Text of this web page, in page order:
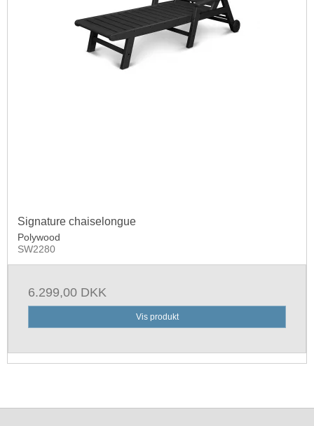
Signature chaiselongue
Polywood
SW2280
6.299,00 DKK
Vis produkt